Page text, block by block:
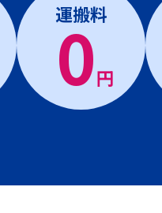
運搬料
0円